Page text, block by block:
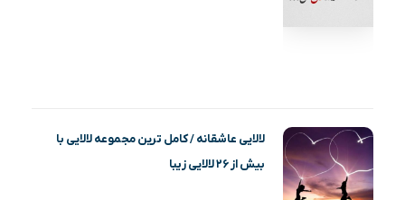
لالایی عاشقانه / کامل ترین مجموعه لالایی با
بیش از ۲۶ لالایی زیبا